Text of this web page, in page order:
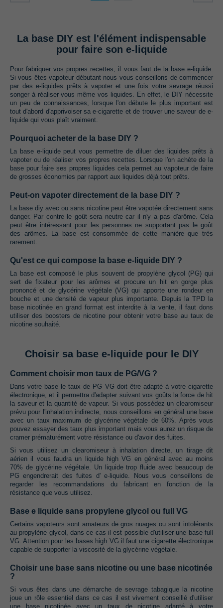
La base DIY est l'élément indispensable
pour faire son e-liquide
Pour fabriquer vos propres recettes,‭ ‬il vous faut de la base e-liquide.‭
‬Si vous êtes vapoteur débutant nous vous conseillons de commencer
par des e-liquides prêts à vapoter et une fois votre sevrage réussi
songer à réaliser vous même vos liquides.‭ ‬En effet,‭ ‬le DIY nécessite
un peu de connaissances,‭ ‬lorsque l'on débute le plus important est
tout d'abord d'apprivoiser sa e-cigarette et de trouver une saveur de e-
liquide qui vous plaît vraiment.
Pourquoi acheter de la base DIY ?
La base e-liquide peut vous permettre de diluer des liquides prêts à
vapoter ou de réaliser vos propres recettes.‭ ‬Lorsque l'on achète de la
base pour faire ses propres liquides cela permet au vapoteur de faire
de grosses économies par rapport aux liquides déjà tout prêts.
Peut-on vapoter directement de la base DIY ?
La base diy avec ou sans nicotine peut être vapotée directement sans
danger.‭ ‬Par contre le goût sera neutre car il n'y a pas d'arôme.‭ ‬Cela
peut être intéressant pour les personnes ne supportant pas le goût
des arômes.‭ ‬La base est consommée de cette manière que très
rarement.
Qu'est ce qui compose la base e-liquide DIY ?
La base est composé le plus souvent de propylène glycol‭ (‬PG‭) ‬qui
sert de fixateur pour les arômes et procure un hit en gorge plus
prononcé et de glycérine végétale‭ (‬VG‭) ‬qui apporte une rondeur en
bouche et une densité de vapeur plus importante.‭ ‬Depuis la TPD la
base nicotinée en grand format est interdite à la vente,‭ ‬il faut dons
utiliser des boosters de nicotine pour obtenir votre base au taux de
nicotine souhaité.
Choisir sa base e-liquide pour le DIY
Comment choisir mon taux de PG/VG ?
Dans votre base le taux de PG VG doit être adapté à votre cigarette
électronique,‭ ‬et il permettra d'adapter suivant vos goûts la force de hit
la saveur et la quantité de vapeur. Si vous possédez un clearomiseur
prévu pour l'inhalation indirecte,‭ ‬nous conseillons en général une base
avec un taux maximum de glycérine végétale de‭ ‬60%.‭ ‬Après vous
pouvez essayer des taux plus important mais vous aurez un risque de
cramer prématurément votre résistance ou d'avoir des fuites.
Si vous utilisez un clearomiseur à inhalation directe,‭ ‬un tirage dit
aérien il vous faudra un liquide high VG en général avec au moins‭
‬70%‭ ‬de glycérine végétale.‭ ‬Un liquide trop fluide avec beaucoup de
PG engendrerait des fuites d‭' ‬e-liquide. Nous vous conseillons de
regarder les recommandations du fabricant en fonction de la
résistance que vous utilisez.
Base e liquide sans propylene glycol ou full VG
Certains vapoteurs sont amateurs de gros nuages ou sont intolérants
au propylène glycol,‭ ‬dans ce cas il est possible d'utiliser une base full
VG.‭ ‬Attention pour les bases high VG il faut une cigarette électronique
capable de supporter la viscosité de la glycérine végétale.
Choisir une base sans nicotine ou une base nicotinée
?
Si vous êtes dans une démarche de sevrage tabagique la nicotine
joue un rôle essentiel dans ce cas il est vivement conseillé d'utiliser
une base nicotinée avec un taux de nicotine adapté à votre